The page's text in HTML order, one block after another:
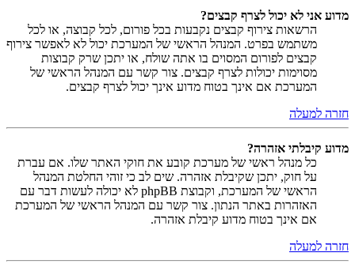
מדוע אני לא יכול לצרף קבצים?
הרשאות צירוף קבצים נקבעות בכל פורום, לכל קבוצה, או לכל
משתמש בפרט. המנהל הראשי של המערכת יכול לא לאפשר צירוף
קבצים לפורום המסוים בו אתה שולח, או יתכן שרק קבוצות
מסוימות יכולות לצרף קבצים. צור קשר עם המנהל הראשי של
המערכת אם אינך בטוח מדוע אינך יכול לצרף קבצים.
חזרה למעלה
מדוע קיבלתי אזהרה?
כל מנהל ראשי של מערכת קובע את חוקי האתר שלו. אם עברת
על חוק, יתכן שקיבלת אזהרה. שים לב כי זוהי החלטת המנהל
הראשי של המערכת, וקבוצת phpBB לא יכולה לעשות דבר עם
האזהרות באתר הנתון. צור קשר עם המנהל הראשי של המערכת
אם אינך בטוח מדוע קיבלת אזהרה.
חזרה למעלה